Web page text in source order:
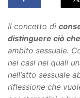
Il concetto di
distinguere ciò
ambito sessuale.
nei casi nei quali
nell’atto sessuale
riflessione che